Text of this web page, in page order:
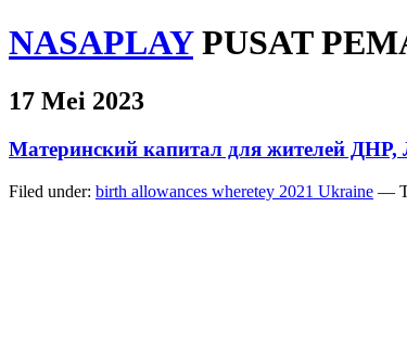
NASAPLAY PUSAT
17 Mei 2023
Материнский капитал для жителей ДНР,
Filed under: birth allowances wheretey 2021 Ukraine —